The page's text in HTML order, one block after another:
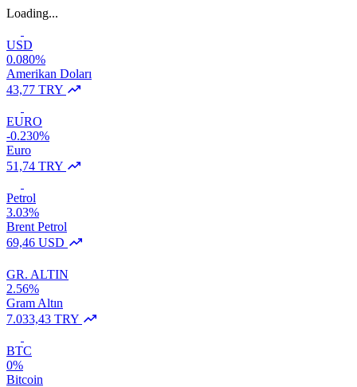
Loading...
USD
0.080%
Amerikan Doları
43,77 TRY
EURO
-0.230%
Euro
51,74 TRY
Petrol
3.03%
Brent Petrol
69,46 USD
GR. ALTIN
2.56%
Gram Altın
7.033,43 TRY
BTC
0%
Bitcoin